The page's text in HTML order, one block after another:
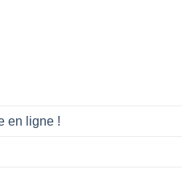
en ligne !